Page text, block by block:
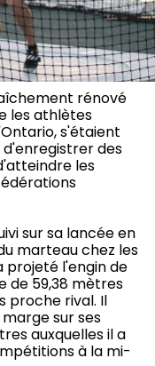
rénové
les athlètes
s'étaient
des
les
sur sa lancée en
marteau chez les
projeté l'engin de
de 59,38 mètres
proche rival. Il
sur ses
auxquelles il a
à la mi-